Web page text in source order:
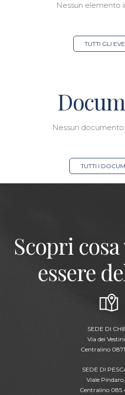
Nessun elemento
TUTTI GLI
Nessun
TUTTI I
Scopri
essere
SEDE DI
Via dei
Centralino
SEDE DI
Viale
Centralino